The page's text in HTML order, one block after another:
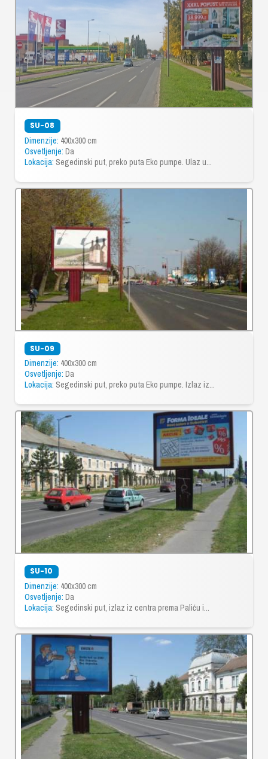
SU-08
Dimenzije: 400x300 cm
Osvetljenje: Da
Lokacija: Segedinski put, preko puta Eko pumpe. Ulaz u...
SU-09
Dimenzije: 400x300 cm
Osvetljenje: Da
Lokacija: Segedinski put, preko puta Eko pumpe. Izlaz iz...
SU-10
Dimenzije: 400x300 cm
Osvetljenje: Da
Lokacija: Segedinski put, izlaz iz centra prema Paliću i...